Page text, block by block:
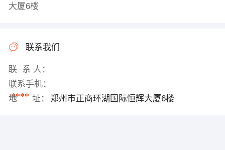
大厦6楼
联系我们
联 系 人：
联系手机：
****
地 址： 郑州市正商环湖国际恒辉大厦6楼